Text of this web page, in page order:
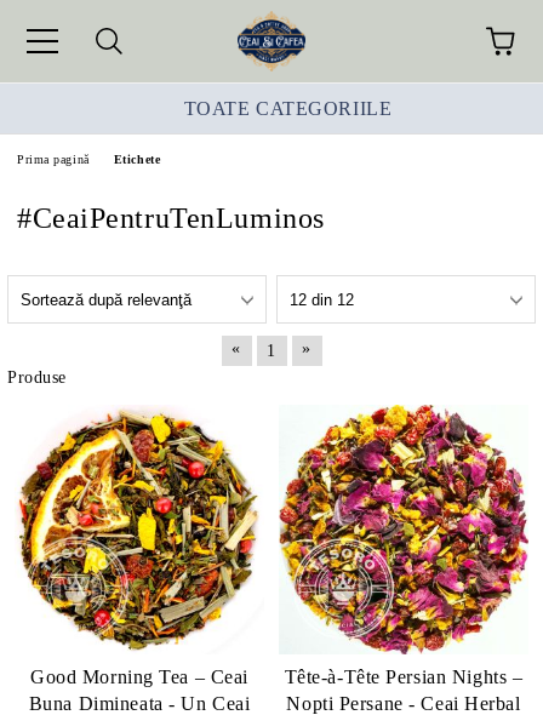
TOATE CATEGORIILE
Prima pagină Etichete
#CeaiPentruTenLuminos
« 1
»
Produse
Good Morning Tea – Ceai
Buna Dimineata - Un Ceai
Tête-à-Tête Persian Nights –
Nopti Persane - Ceai Herbal